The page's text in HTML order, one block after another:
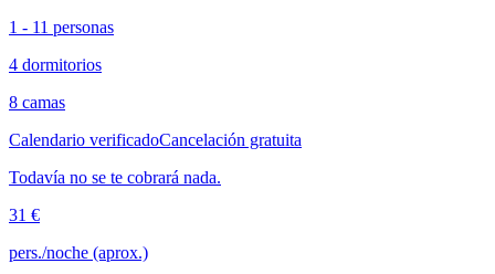
1 - 11 personas
4 dormitorios
8 camas
Calendario verificadoCancelación gratuita
Todavía no se te cobrará nada.
31 €
pers./noche (aprox.)